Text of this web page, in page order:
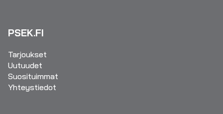
PSEK.FI
Tarjoukset
Uutuudet
Suosituimmat
Yhteystiedot